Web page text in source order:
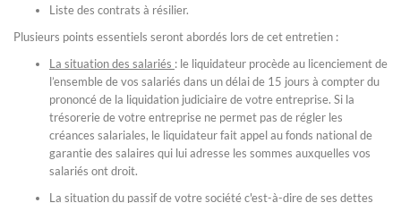
Liste des contrats à résilier.
Plusieurs points essentiels seront abordés lors de cet entretien :
La situation des salariés : le liquidateur procède au licenciement de
l’ensemble de vos salariés dans un délai de 15 jours à compter du
prononcé de la liquidation judiciaire de votre entreprise. Si la
trésorerie de votre entreprise ne permet pas de régler les
créances salariales, le liquidateur fait appel au fonds national de
garantie des salaires qui lui adresse les sommes auxquelles vos
salariés ont droit.
La situation du passifde votre société c'est-à-dire de ses dettes